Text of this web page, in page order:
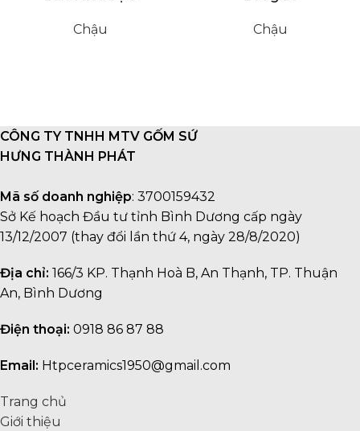
Chậu Chậu
CÔNG TY TNHH MTV GỐM SỨ
HƯNG THÀNH PHÁT
Mã số doanh nghiệp: 3700159432
Sở Kế hoạch Đầu tư tỉnh Bình Dương cấp ngày
13/12/2007 (thay đổi lần thứ 4, ngày 28/8/2020)
Địa chỉ: 166/3 KP. Thạnh Hoà B, An Thạnh, TP. Thuận
An, Bình Dương
Điện thoại: 0918 86 87 88
Email: Htpceramics1950@gmail.com
Trang chủ
Giới thiệu